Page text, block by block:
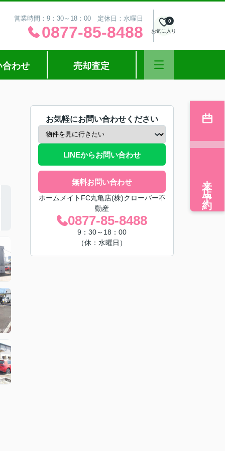
営業時間：9：30～18：00 定休日：水曜日
0877-85-8488 お気に入り
0
合わせ 売却査定
お気軽にお問い合わせください
LINEからお問い合わせ
無料お問い合わせ
ホームメイトFC丸亀店(株)クローバー不
動産
0877-85-8488
9：30～18：00
（休：水曜日）
来店予約